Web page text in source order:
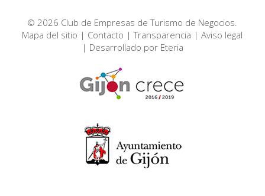
© 2026 Club de Empresas de Turismo de Negocios.
Mapa del sitio | Contacto |Transparencia |Aviso legal
| Desarrollado por Eteria